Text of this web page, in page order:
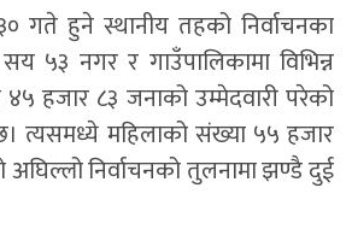
गते हुने स्थानीय तहको निर्वाचनका
५३ नगर र गाउँपालिकामा विभिन्न
हजार ८३ जनाको उम्मेदवारी परेको
त्यसमध्ये महिलाको संख्या ५५ हजार
अघिल्लो निर्वाचनको तुलनामा झण्डै दुई